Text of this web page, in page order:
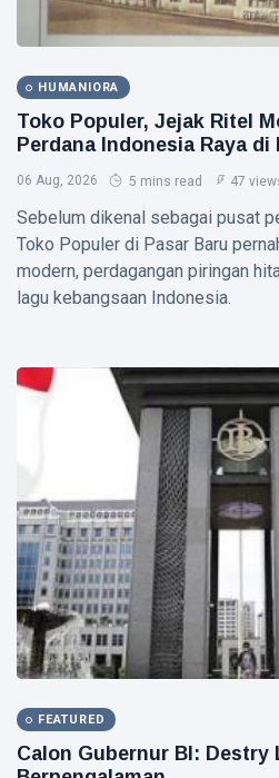
Featured
(40)
Berita
(35)
Lastest
L
HUMANIORA
Toko
Populer,
Jejak Ritel
Rekaman
Perdana
Indonesia
ENERGI
BRMS Tiga
Liabilitas,
tetapi
Separuhnya
Berupa
Uang Muka
views
ENERGI
Pendapatan
BRMS
Turun 21
Persen,
Laba
Merosot 40
Arus Kas
Operasi
Negatif
07 Aug,
2026
45
views
Dapur MBG
Jagakarsa
008
03
99
HUMANIORA
Toko Populer, Jejak Ritel
Perdana Indonesia Raya di
06 Aug, 2026 5 mins read 47
Sebelum dikenal sebagai pusat
Toko Populer di Pasar Baru
modern, perdagangan piringan
lagu kebangsaan Indonesia.
FEATURED
Calon Gubernur BI: Destry